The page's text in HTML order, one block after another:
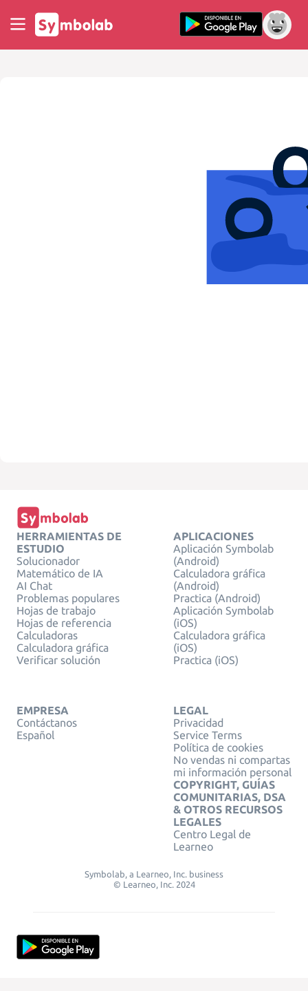
HERRAMIENTAS DE
ESTUDIO
Solucionador
Matemático de IA
AI Chat
Problemas populares
Hojas de trabajo
Hojas de referencia
Calculadoras
Calculadora gráfica
Verificar solución
APLICACIONES
Aplicación Symbolab
(Android)
Calculadora gráfica
(Android)
Practica (Android)
Aplicación Symbolab
(iOS)
Calculadora gráfica
(iOS)
Practica (iOS)
EMPRESA
Contáctanos
Español
LEGAL
Privacidad
Service Terms
Política de cookies
No vendas ni compartas
mi información personal
COPYRIGHT, GUÍAS
COMUNITARIAS, DSA
& OTROS RECURSOS
LEGALES
Centro Legal de
Learneo
Symbolab, a Learneo, Inc. business
© Learneo, Inc. 2024